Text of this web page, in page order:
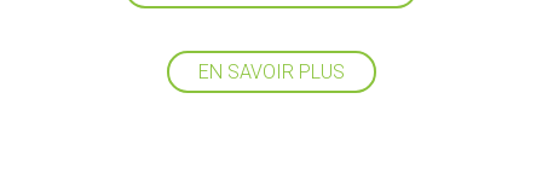
EN SAVOIR PLUS